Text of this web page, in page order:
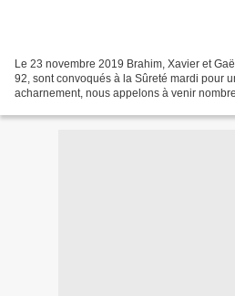
Le 23 novembre 2019 Brahim, Xavier et
92, sont convoqués à la Sûreté mardi pour
acharnement, nous appelons à venir